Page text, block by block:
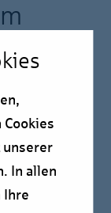
–
unserer
In allen
Ihre